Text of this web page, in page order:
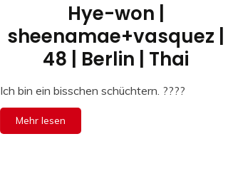
Hye-won |
sheenamae+vasquez |
48 | Berlin | Thai
Ich bin ein bisschen schüchtern. ????
Mehr lesen